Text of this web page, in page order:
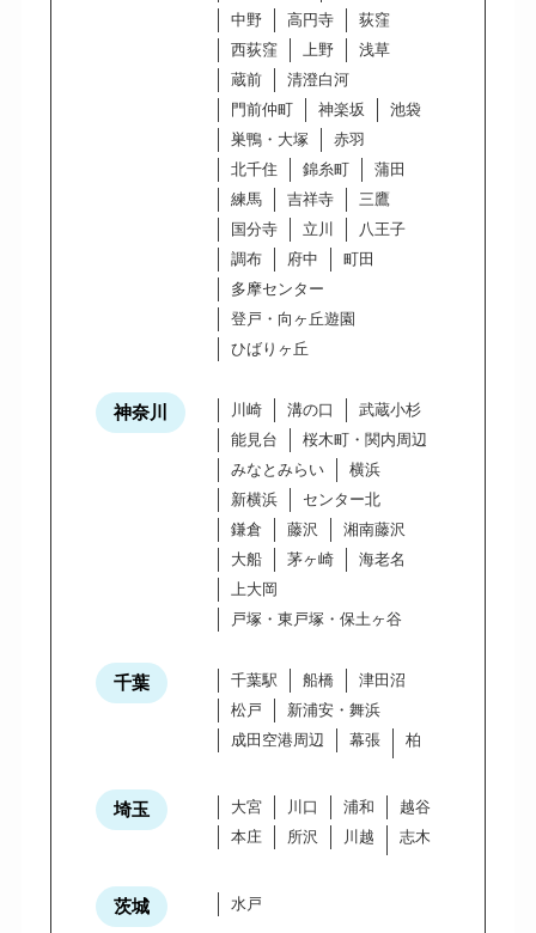
中野
高円寺
荻窪
西荻窪
上野
浅草
蔵前
清澄白河
門前仲町
神楽坂
池袋
巣鴨・大塚
赤羽
北千住
錦糸町
蒲田
練馬
吉祥寺
三鷹
国分寺
立川
八王子
調布
府中
町田
多摩センター
登戸・向ヶ丘遊園
ひばりヶ丘
神奈川 川崎 溝の口
武蔵小杉
能見台
桜木町・関内周辺
みなとみらい
横浜
新横浜
センター北
鎌倉
藤沢
湘南藤沢
大船
茅ヶ崎
海老名
上大岡
戸塚・東戸塚・保土ヶ谷
千葉 千葉駅 船橋
津田沼
松戸
新浦安・舞浜
成田空港周辺
幕張 柏
埼玉 大宮 川口 浦和
越谷
本庄
所沢 川越 志木
茨城 水戸